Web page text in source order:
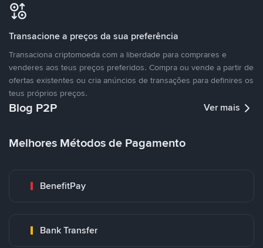
Transacione a preços da sua preferência
Transaciona criptomoeda com a liberdade para comprares e
venderes aos teus preços preferidos. Compra ou vende a partir de
ofertas existentes ou cria anúncios de transações para definires os
teus próprios preços.
Blog P2P Ver mais
Melhores Métodos de Pagamento
BenefitPay
Bank Transfer